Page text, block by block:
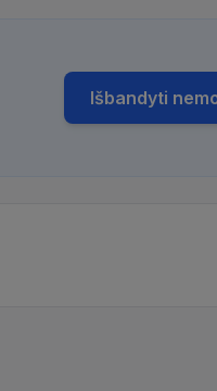
Išbandyti